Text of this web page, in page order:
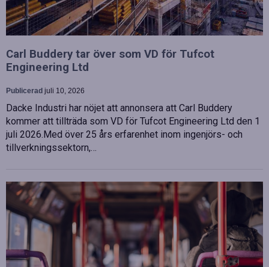
Carl Buddery tar över som VD för Tufcot
Engineering Ltd
Publicerad juli 10, 2026
Dacke Industri har nöjet att annonsera att Carl Buddery
kommer att tillträda som VD för Tufcot Engineering Ltd den 1
juli 2026.Med över 25 års erfarenhet inom ingenjörs- och
tillverkningssektorn,…